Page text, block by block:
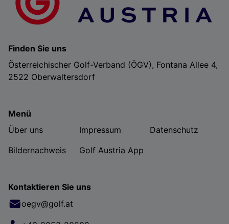
Finden Sie uns
Österreichischer Golf-Verband (ÖGV), Fontana Allee 4,
2522 Oberwaltersdorf
Menü
Über uns
Impressum
Datenschutz
Bildernachweis
Golf Austria App
Kontaktieren Sie uns
oegv@golf.at